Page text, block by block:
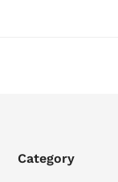
Category